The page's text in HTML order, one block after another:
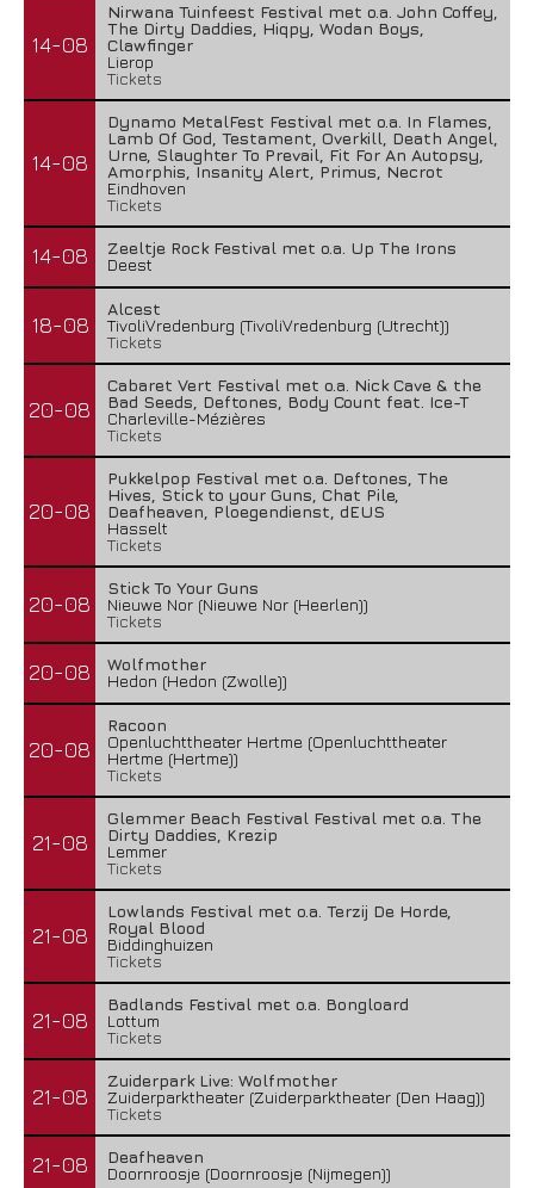
14-08
Nirwana Tuinfeest Festival met o.a. John Coffey,
The Dirty Daddies, Hiqpy, Wodan Boys,
Clawfinger
Lierop
Tickets
14-08
Dynamo MetalFest Festival met o.a. In Flames,
Lamb Of God, Testament, Overkill, Death Angel,
Urne, Slaughter To Prevail, Fit For An Autopsy,
Amorphis, Insanity Alert, Primus, Necrot
Eindhoven
Tickets
14-08
Zeeltje Rock Festival met o.a. Up The Irons
Deest
18-08
Alcest
TivoliVredenburg (TivoliVredenburg (Utrecht))
Tickets
20-08
Cabaret Vert Festival met o.a. Nick Cave & the
Bad Seeds, Deftones, Body Count feat. Ice-T
Charleville-Mézières
Tickets
20-08
Pukkelpop Festival met o.a. Deftones, The
Hives, Stick to your Guns, Chat Pile,
Deafheaven, Ploegendienst, dEUS
Hasselt
Tickets
20-08
Stick To Your Guns
Nieuwe Nor (Nieuwe Nor (Heerlen))
Tickets
20-08
Wolfmother
Hedon (Hedon (Zwolle))
20-08
Racoon
Openluchttheater Hertme (Openluchttheater
Hertme (Hertme))
Tickets
21-08
Glemmer Beach Festival Festival met o.a. The
Dirty Daddies, Krezip
Lemmer
Tickets
21-08
Lowlands Festival met o.a. Terzij De Horde,
Royal Blood
Biddinghuizen
Tickets
21-08
Badlands Festival met o.a. Bongloard
Lottum
Tickets
21-08
Zuiderpark Live: Wolfmother
Zuiderparktheater (Zuiderparktheater (Den Haag))
Tickets
21-08
Deafheaven
Doornroosje (Doornroosje (Nijmegen))